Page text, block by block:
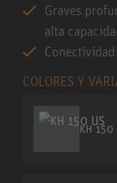
Graves
alta
COLORES Y
KH 150